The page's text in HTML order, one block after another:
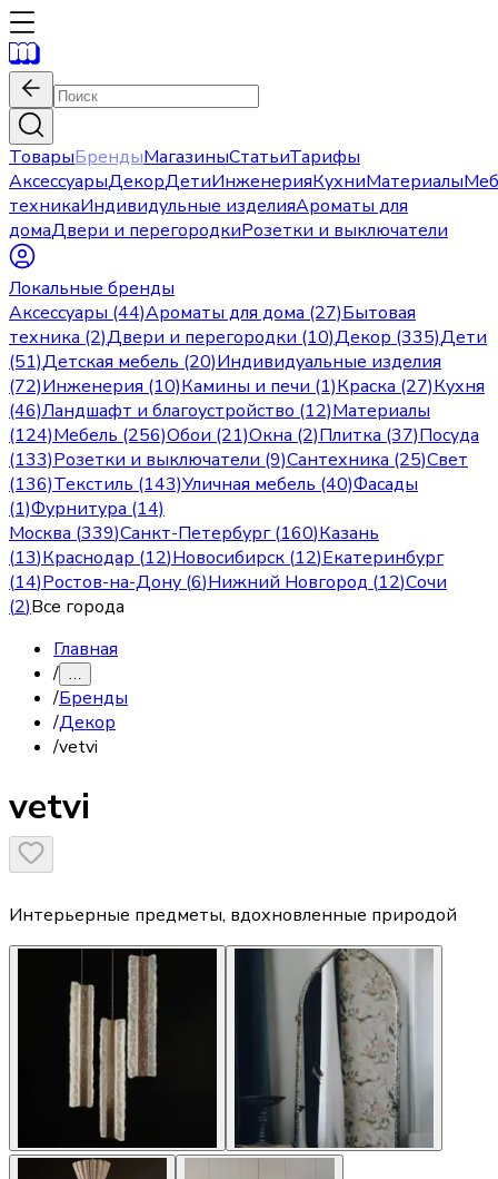
ТоварыБрендыМагазиныСтатьиТарифы
АксессуарыДекорДетиИнженерияКухниМатериалы
техникаИндивидульные изделияАроматы для
домаДвери и перегородкиРозетки и выключатели
Локальные бренды
Аксессуары (44)Ароматы для дома (27)Бытовая
техника (2)Двери и перегородки (10)Декор (335)Дети
(51)Детская мебель (20)Индивидуальные изделия
(72)Инженерия (10)Камины и печи (1)Краска (27)Кухня
(46)Ландшафт и благоустройство (12)Материалы
(124)Мебель (256)Обои (21)Окна (2)Плитка (37)Посуда
(133)Розетки и выключатели (9)Сантехника (25)Свет
(136)Текстиль (143)Уличная мебель (40)Фасады
(1)Фурнитура (14)
Москва (339)Санкт-Петербург(160)Казань
(13)Краснодар (12)Новосибирск (12)Екатеринбург
(14)Ростов-на-Дону (6)Нижний Новгород (12)Сочи
(2)Все города
Главная
/ …
/Бренды
/Декор
/vetvi
vetvi
Интерьерные предметы, вдохновленные природой